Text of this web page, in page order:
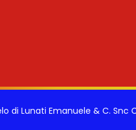
di Lunati Emanuele & C. Snc